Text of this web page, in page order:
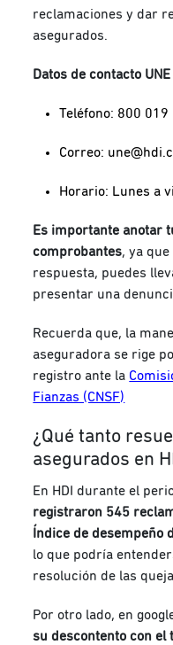
reclamaciones y dar
asegurados.
Datos de contacto UNE
Teléfono: 800 019
Correo:
Horario: Lunes a
Es importante anotar
comprobantes, ya
respuesta, puedes
presentar una
Recuerda que, la
aseguradora se rige
registro ante la
Fianzas (CNSF)
¿Qué tanto
asegurados en
En HDI durante el
registraron 545
Índice de desempeño
lo que podría
resolución de las
Por otro lado, en
su descontento con el